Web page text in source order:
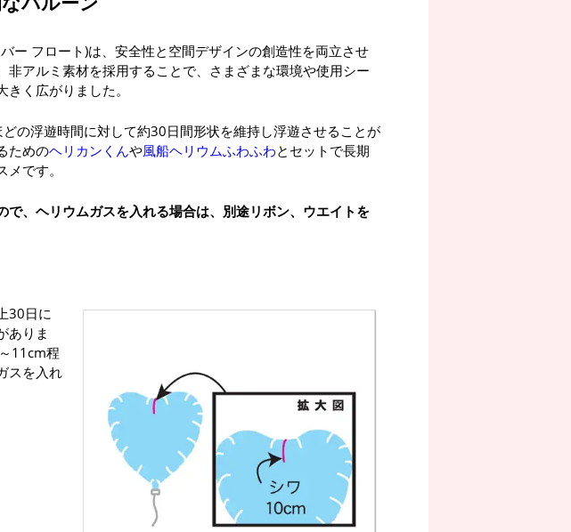
ー フロート)は、安全性と空間デザインの創造性を両立させ
非アルミ素材を採用することで、さまざまな環境や使用シー
く広がりました。
の浮遊時間に対して約30日間形状を維持し浮遊させることが
ためのヘリカンくんや風船ヘリウムふわふわとセットで長期
です。
で、ヘリウムガスを入れる場合は、別途リボン、ウエイトを
30日に
ありま
11cm程
スを入れ